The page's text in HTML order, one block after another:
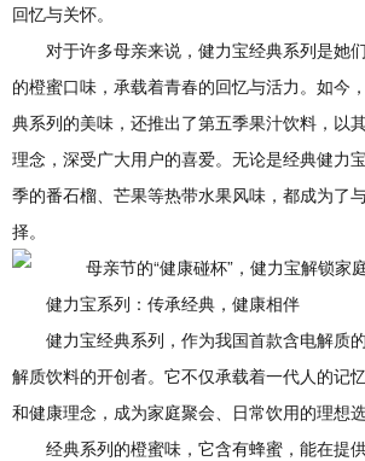
回忆与关怀。
对于许多母亲来说，健力宝经典系列是她
的橙蜜口味，承载着青春的回忆与活力。如今
典系列的美味，还推出了第五季果汁饮料，以
理念，深受广大用户的喜爱。无论是经典健力
季的番石榴、芒果等热带水果风味，都成为了
择。
健力宝系列：传承经典，健康相伴
健力宝经典系列，作为我国首款含电解质
解质饮料的开创者。它不仅承载着一代人的记
和健康理念，成为家庭聚会、日常饮用的理想选
经典系列的橙蜜味，它含有蜂蜜，能在提